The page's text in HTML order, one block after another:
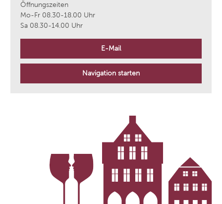
Öffnungszeiten
Mo-Fr 08.30-18.00 Uhr
Sa 08.30-14.00 Uhr
E-Mail
Navigation starten